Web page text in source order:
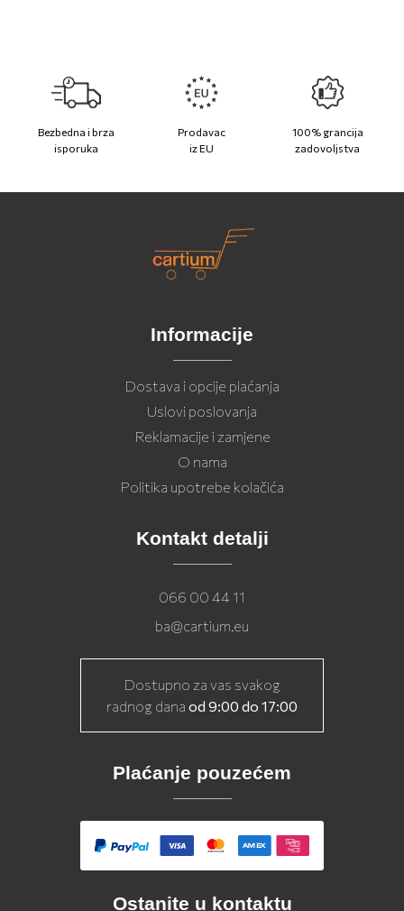
Bezbedna i brza
isporuka
Prodavac
iz EU
100% grancija
zadovoljstva
Informacije
Dostava i opcije plaćanja
Uslovi poslovanja
Reklamacije i zamjene
O nama
Politika upotrebe kolačića
Kontakt detalji
066 00 44 11
ba@cartium.eu
Dostupno za vas svakog
radnog dana od 9:00 do 17:00
Plaćanje pouzećem
Ostanite u kontaktu